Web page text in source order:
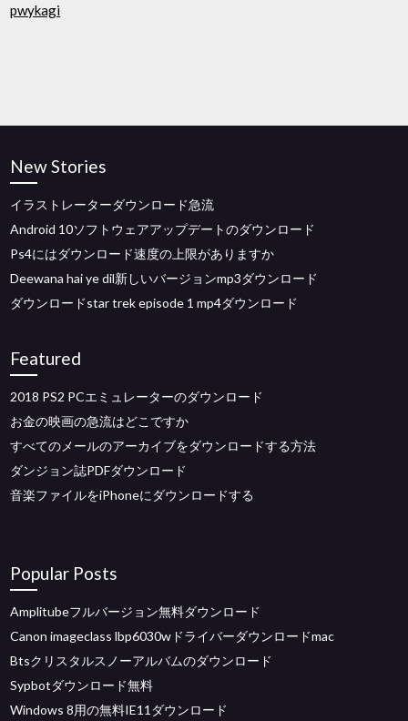
pwykagi
New Stories
イラストレーターダウンロード急流
Android 10ソフトウェアアップデートのダウンロード
Ps4にはダウンロード速度の上限がありますか
Deewana hai ye dil新しいバージョンmp3ダウンロード
ダウンロードstar trek episode 1 mp4ダウンロード
Featured
2018 PS2 PCエミュレーターのダウンロード
お金の映画の急流はどこですか
すべてのメールのアーカイブをダウンロードする方法
ダンジョン誌PDFダウンロード
音楽ファイルをiPhoneにダウンロードする
Popular Posts
Amplitubeフルバージョン無料ダウンロード
Canon imageclass lbp6030wドライバーダウンロードmac
Btsクリスタルスノーアルバムのダウンロード
Sypbotダウンロード無料
Windows 8用の無料IE11ダウンロード